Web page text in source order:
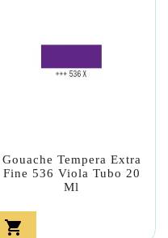
Gouache Tempera Extra
Fine 536 Viola Tubo 20
Ml
